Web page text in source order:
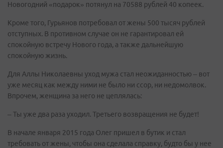
Новогодний «подарок» потянул на 70588 рублей 40 копеек.
Кроме того, Гурьянов потребовал от жены 500 тысяч рублей
отступных. В противном случае он не гарантировал ей
спокойную встречу Нового года, а также дальнейшую
спокойную жизнь.
Для Аллы Николаевны уход мужа стал неожиданностью – вот
уже месяц как между ними не было ни ссор, ни недомолвок.
Впрочем, женщина за него не цеплялась:
– Ты уже два раза уходил. Третьего возвращения не будет!
В начале января 2015 года Олег пришел в бутик и стал
требовать от жены, чтобы она сделала справку, будто бы у нее